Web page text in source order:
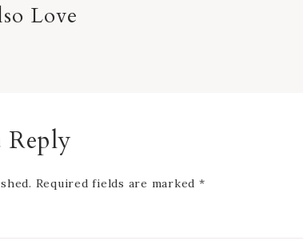
Love
Reply
Required fields are marked *